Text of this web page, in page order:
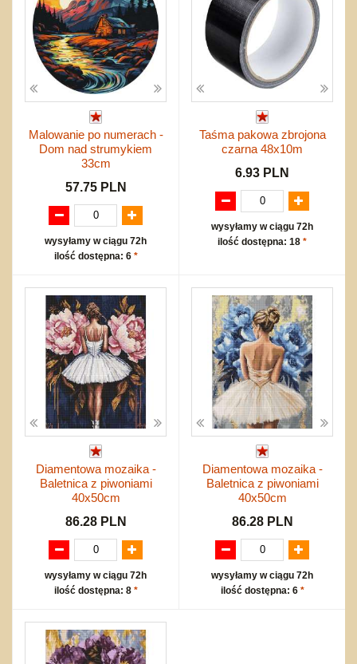
Malowanie po numerach -
Dom nad strumykiem
33cm
57.75 PLN
wysyłamy w ciągu 72h
ilość dostępna: 6 *
Taśma pakowa zbrojona
czarna 48x10m
6.93 PLN
wysyłamy w ciągu 72h
ilość dostępna: 18 *
Diamentowa mozaika -
Baletnica z piwoniami
40x50cm
86.28 PLN
wysyłamy w ciągu 72h
ilość dostępna: 8 *
Diamentowa mozaika -
Baletnica z piwoniami
40x50cm
86.28 PLN
wysyłamy w ciągu 72h
ilość dostępna: 6 *